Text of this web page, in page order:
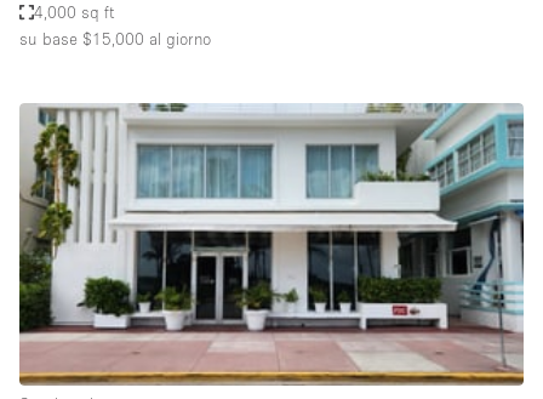
Boutique/negozio
Container
Fiera/festival
Galleria d'arte
Hall
Imbarcazione
Magazzino
Negozio in centro commerciale
4,000 sq ft
su base $15,000 al giorno